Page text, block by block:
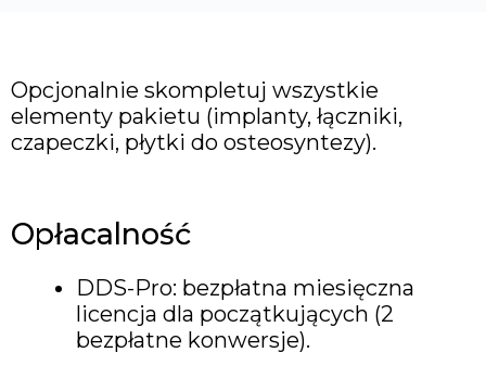
Opcjonalnie skompletuj wszystkie
elementy pakietu (implanty, łączniki,
czapeczki, płytki do osteosyntezy).
Opłacalność
DDS-Pro: bezpłatna miesięczna
licencja dla początkujących (2
bezpłatne konwersje).